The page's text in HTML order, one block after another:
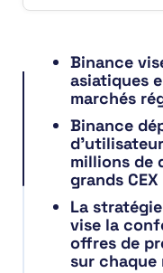
Binance
asiatiques
marchés
Binance
millions de
grands
La
vise la
offres de
sur chaque